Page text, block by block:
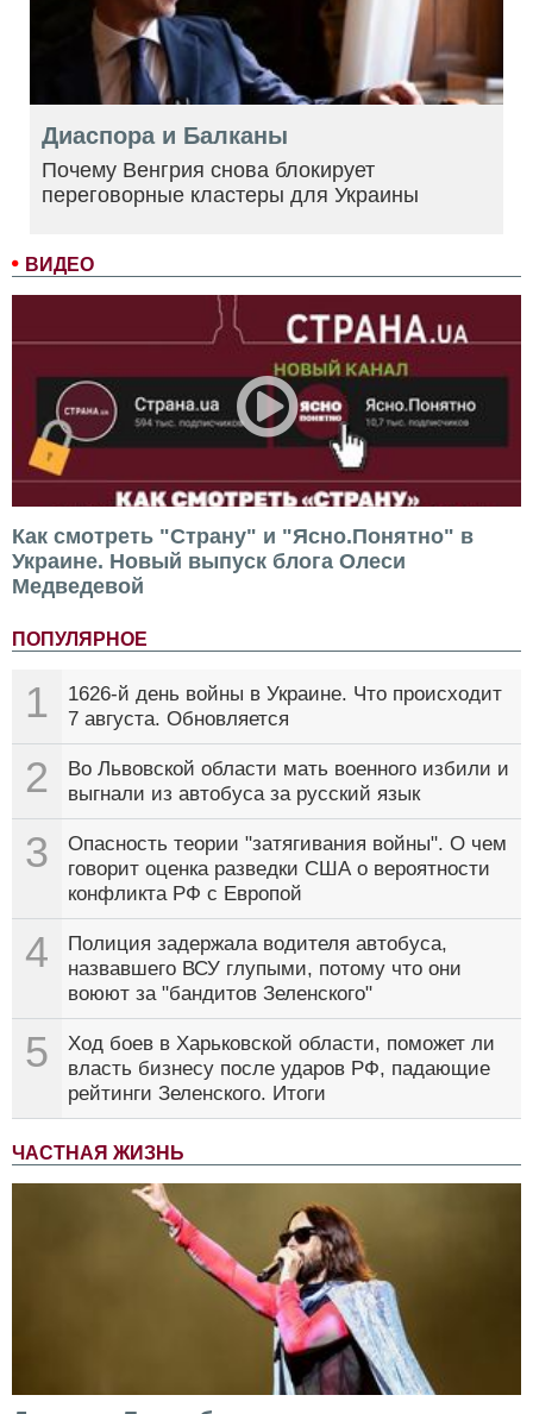
ВИДЕО
Как смотреть "Страну" и "Ясно.Понятно" в
Украине. Новый выпуск блога Олеси
Медведевой
ПОПУЛЯРНОЕ
1
1626-й день войны в Украине. Что происходит
7 августа. Обновляется
2
Во Львовской области мать военного избили и
выгнали из автобуса за русский язык
3
Опасность теории "затягивания войны". О чем
говорит оценка разведки США о вероятности
конфликта РФ с Европой
4
Полиция задержала водителя автобуса,
назвавшего ВСУ глупыми, потому что они
воюют за "бандитов Зеленского"
5
Ход боев в Харьковской области, поможет ли
власть бизнесу после ударов РФ, падающие
рейтинги Зеленского. Итоги
ЧАСТНАЯ ЖИЗНЬ
Диаспора и Балканы
Почему Венгрия снова блокирует
переговорные кластеры для Украины